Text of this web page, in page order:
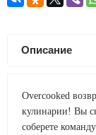
Описание
Overcooked
кулинарии! Вы
соберете